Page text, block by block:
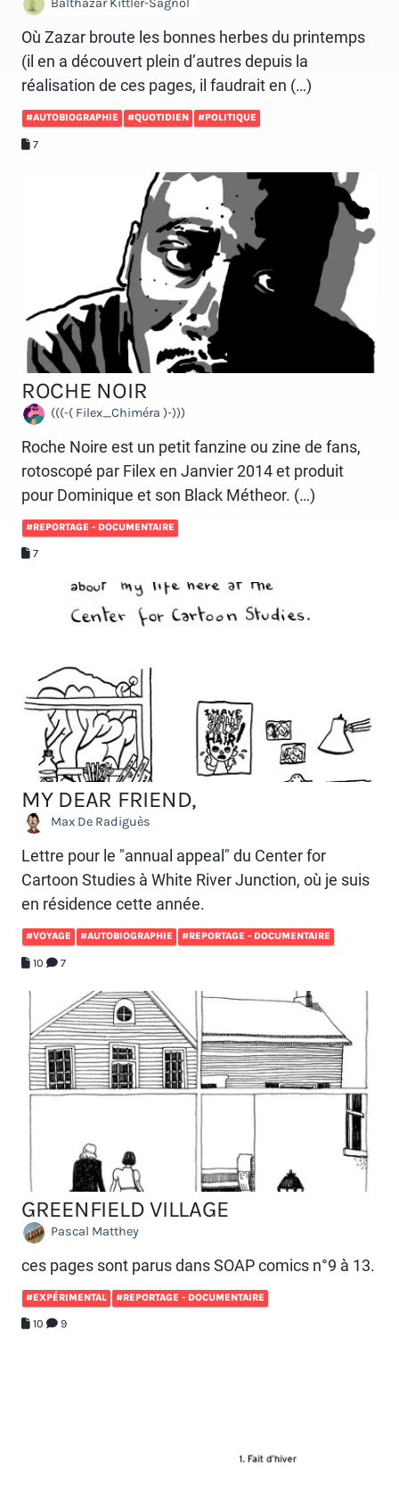
Balthazar Kittler-Sagnol
Où Zazar broute les bonnes herbes du printemps
(il en a découvert plein d’autres depuis la
réalisation de ces pages, il faudrait en (…)
#AUTOBIOGRAPHIE #QUOTIDIEN #POLITIQUE
7
ROCHE NOIR
(((-( Filex_Chiméra )-)))
Roche Noire est un petit fanzine ou zine de fans,
rotoscopé par Filex en Janvier 2014 et produit
pour Dominique et son Black Métheor. (…)
#REPORTAGE - DOCUMENTAIRE
7
MY DEAR FRIEND,
Max De Radiguès
Lettre pour le "annual appeal" du Center for
Cartoon Studies à White River Junction, où je suis
en résidence cette année.
#VOYAGE #AUTOBIOGRAPHIE #REPORTAGE - DOCUMENTAIRE
10 7
GREENFIELD VILLAGE
Pascal Matthey
ces pages sont parus dans SOAP comics n°9 à 13.
#EXPÉRIMENTAL #REPORTAGE - DOCUMENTAIRE
10 9